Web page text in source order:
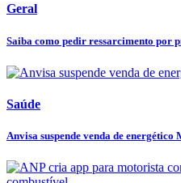
Geral
Saiba como pedir ressarcimento por
Saúde
Anvisa suspende venda de energético